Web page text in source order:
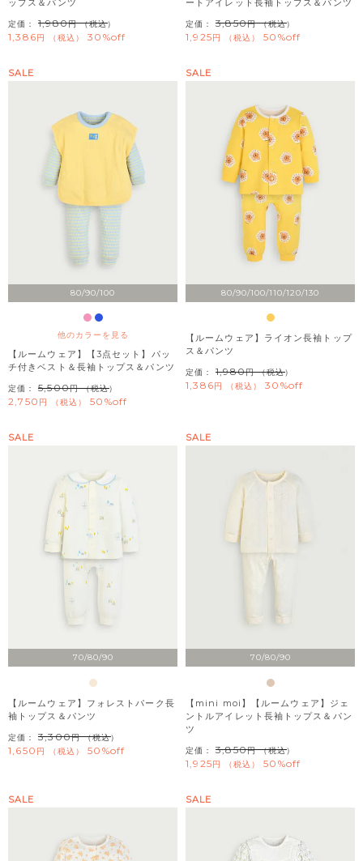
定価： 1,980 （税込）
1,386 税込 30%off
定価： 3,850 （税込）
1,925 税込 50%off
80/90/100
他のカラーを見る
SALE
【ルームウェア】【3点セット】パッ
チ付きベスト＆長袖トップス＆パンツ
定価： 5,500 （税込）
2,750 税込 50%off
80/90/100/110/120/130
SALE
【ルームウェア】ライオン長袖トップ
ス＆パンツ
定価： 1,980 （税込）
1,386 税込 30%off
70/80/90
SALE
【ルームウェア】フォレストパーク長
袖トップス＆パンツ
定価： 3,300 （税込）
1,650 税込 50%off
70/80/90
SALE
【mini moi】【ルームウェア】ジェ
ントルアイレット長袖トップス＆パン
ツ
定価： 3,850 （税込）
1,925 税込 50%off
SALE SALE